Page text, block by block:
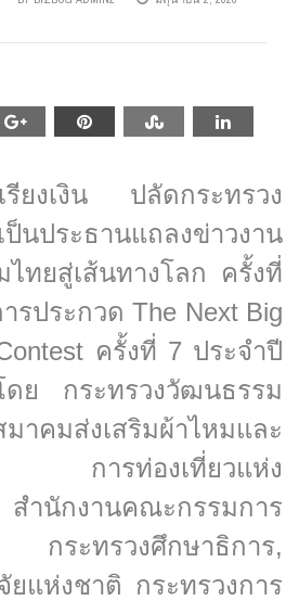
ยงเงิน ปลัดกระทรวง
ประธานแถลงข่าวงาน
ไทยสู่เส้นทางโลก ครั้งที่
รประกวด The Next Big
ครั้งที่ 7 ประจำปี
ย กระทรวงวัฒนธรรม
ส่งเสริมผ้าไหมและ
, การท่องเที่ยวแห่ง
ำนักงานคณะกรรมการ
กระทรวงศึกษาธิการ,
ยแห่งชาติ กระทรวงการ